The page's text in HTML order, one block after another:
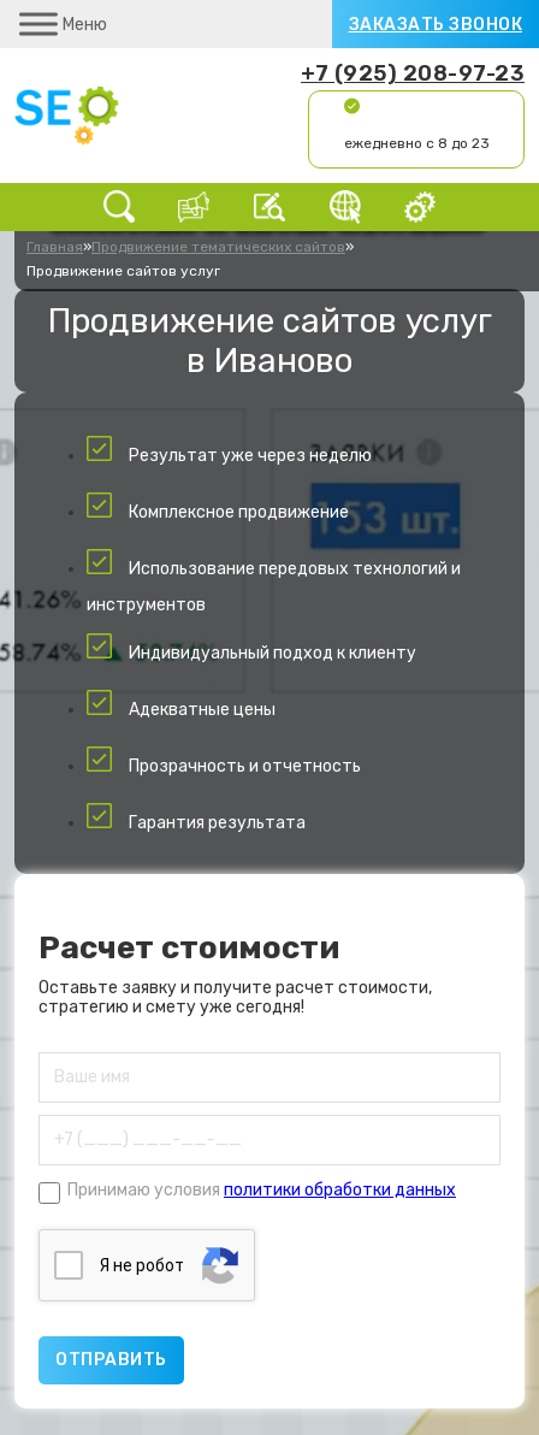
Меню ЗАКАЗАТЬ ЗВОНОК
+7 (925) 208-97-23
ежедневно с 8 до 23
Главная»Продвижение тематических сайтов»
Продвижение сайтов услуг
Продвижение сайтов услуг
в Иваново
Результат уже через неделю
Комплексное продвижение
Использование передовых технологий и
инструментов
Индивидуальный подход к клиенту
Адекватные цены
Прозрачность и отчетность
Гарантия результата
Расчет стоимости
Оставьте заявку и получите расчет стоимости,
стратегию и смету уже сегодня!
Принимаю условия политики обработки данных
Я нe poбoт